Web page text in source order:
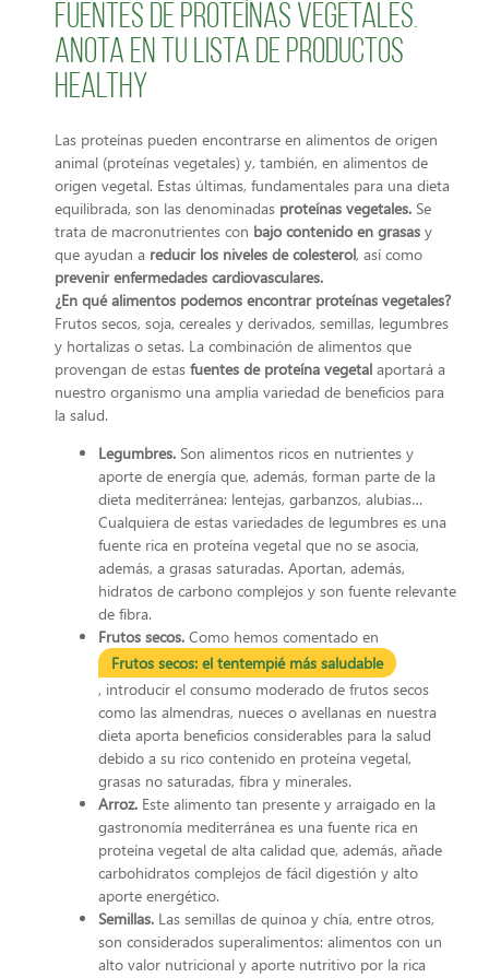
Fuentes de proteínas vegetales.
Anota en tu lista de productos
healthy
Las proteínas pueden encontrarse en alimentos de origen
animal (proteínas vegetales) y, también, en alimentos de
origen vegetal. Estas últimas, fundamentales para una dieta
equilibrada, son las denominadas proteínas vegetales. Se
trata de macronutrientes con bajo contenido en grasas y
que ayudan a reducir los niveles de colesterol, así como
prevenir enfermedades cardiovasculares.
¿En qué alimentos podemos encontrar proteínas vegetales?
Frutos secos, soja, cereales y derivados, semillas, legumbres
y hortalizas o setas. La combinación de alimentos que
provengan de estas fuentes de proteína vegetal aportará a
nuestro organismo una amplia variedad de beneficios para
la salud.
Legumbres. Son alimentos ricos en nutrientes y
aporte de energía que, además, forman parte de la
dieta mediterránea: lentejas, garbanzos, alubias…
Cualquiera de estas variedades de legumbres es una
fuente rica en proteína vegetal que no se asocia,
además, a grasas saturadas. Aportan, además,
hidratos de carbono complejos y son fuente relevante
de fibra.
Frutos secos. Como hemos comentado en
Frutos secos: el tentempié más saludable
, introducir el consumo moderado de frutos secos
como las almendras, nueces o avellanas en nuestra
dieta aporta beneficios considerables para la salud
debido a su rico contenido en proteína vegetal,
grasas no saturadas, fibra y minerales.
Arroz. Este alimento tan presente y arraigado en la
gastronomía mediterránea es una fuente rica en
proteína vegetal de alta calidad que, además, añade
carbohidratos complejos de fácil digestión y alto
aporte energético.
Semillas. Las semillas de quinoa y chía, entre otros,
son considerados superalimentos: alimentos con un
alto valor nutricional y aporte nutritivo por la rica